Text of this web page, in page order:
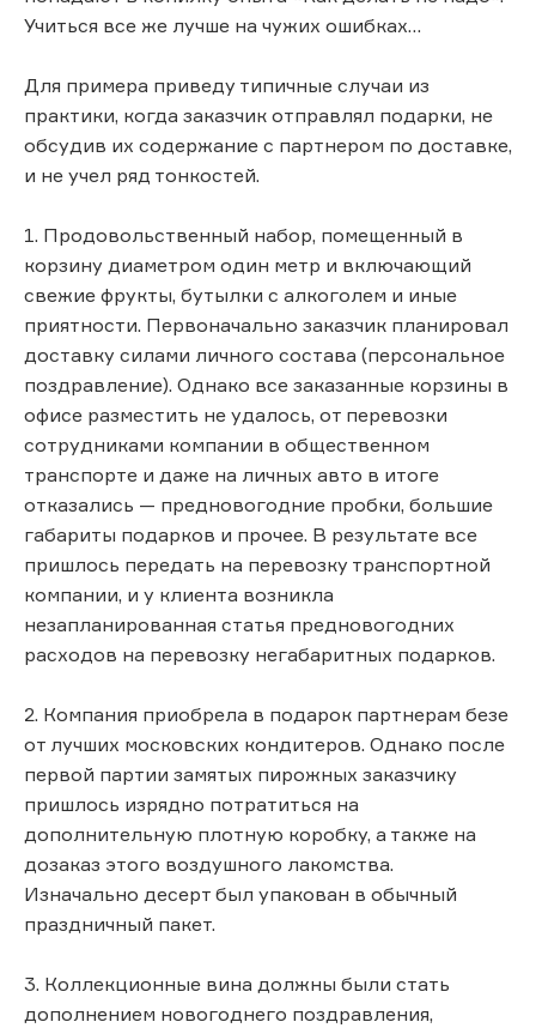
Учиться все же лучше на чужих ошибках…
Для примера приведу типичные случаи из
практики, когда заказчик отправлял подарки, не
обсудив их содержание с партнером по доставке,
и не учел ряд тонкостей.
1. Продовольственный набор, помещенный в
корзину диаметром один метр и включающий
свежие фрукты, бутылки с алкоголем и иные
приятности. Первоначально заказчик планировал
доставку силами личного состава (персональное
поздравление). Однако все заказанные корзины в
офисе разместить не удалось, от перевозки
сотрудниками компании в общественном
транспорте и даже на личных авто в итоге
отказались — предновогодние пробки, большие
габариты подарков и прочее. В результате все
пришлось передать на перевозку транспортной
компании, и у клиента возникла
незапланированная статья предновогодних
расходов на перевозку негабаритных подарков.
2. Компания приобрела в подарок партнерам безе
от лучших московских кондитеров. Однако после
первой партии замятых пирожных заказчику
пришлось изрядно потратиться на
дополнительную плотную коробку, а также на
дозаказ этого воздушного лакомства.
Изначально десерт был упакован в обычный
праздничный пакет.
3. Коллекционные вина должны были стать
дополнением новогоднего поздравления,